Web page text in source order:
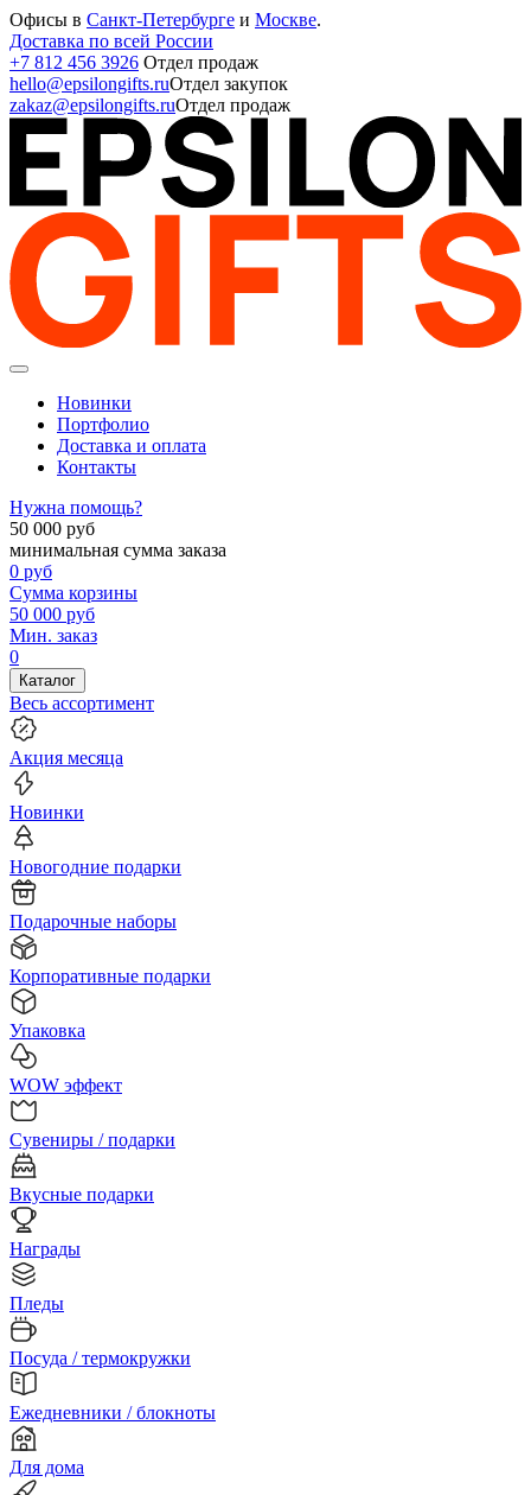
Офисы в Санкт-Петербурге и Москве.
Доставка по всей России
+7 812 456 3926 Отдел продаж
hello@epsilongifts.ruОтдел закупок
zakaz@epsilongifts.ruОтдел продаж
Новинки
Портфолио
Доставка и оплата
Контакты
Нужна помощь?
50 000 руб
минимальная сумма заказа
0 руб
Сумма корзины
50 000 руб
Мин. заказ
0
Каталог
Весь ассортимент
Акция месяца
Новинки
Новогодние подарки
Подарочные наборы
Корпоративные подарки
Упаковка
WOW эффект
Сувениры / подарки
Вкусные подарки
Награды
Пледы
Посуда / термокружки
Ежедневники / блокноты
Для дома